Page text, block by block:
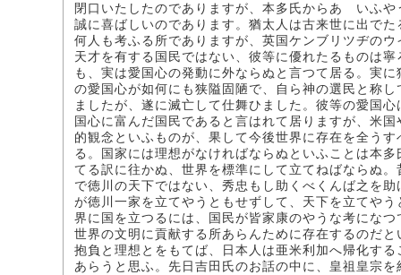
閉口いたしたのでありますが、本多氏からあゝいふ
誠に喜ばしいのであります。猶太人は古来世に出で
何人も考ふる所でありますが、英国ケンブリツヂの
天才を有する国民ではない、彼等に優れたるものは
も、実は愛国心の発動に外ならぬと言つて居る。実
の愛国心が如何にも狭隘固陋で、自ら神の選民と称
ましたが、遂に滅亡して仕舞ひました。彼等の愛国
国心に富んだ国民であると言はれて居りますが、米
的観念といふものが、果して今後世界に存在を全う
る。国家には理想がなければならぬといふことは本
てる訳に往かぬ、世界を標準にして立てねばならぬ
で徳川の天下ではない、秀忠もし助くべくんば之を
が徳川一家を立てやうともせずして、天下を立てや
界に国を立つるには、国民が皆家康のやうな考にな
世界の文明に貢献する所あらんために存在するのだ
抱負と理想とをもてば、日本人は亜米利加へ帰化す
あらうと思ふ。先日吉田氏のお話の中に、皇祖皇宗